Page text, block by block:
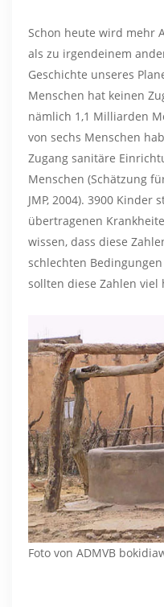
Schon heute wird mehr
als zu irgendeinem
Geschichte unseres
Menschen hat keinen
nämlich 1,1 Milliarden
von sechs Menschen
Zugang sanitäre
Menschen (Schätzung
JMP, 2004). 3900
übertragenen
wissen, dass diese
schlechten
sollten diese Zahlen viel
Foto von ADMVB